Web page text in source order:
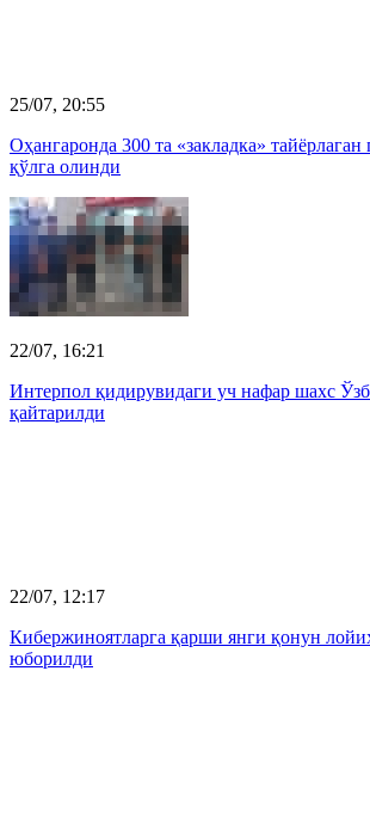
25/07, 20:55
Оҳангаронда 300 та «закладка»
қўлга олинди
22/07, 16:21
Интерпол қидирувидаги уч нафар шахс
қайтарилди
22/07, 12:17
Кибержиноятларга қарши янги қонун
юборилди